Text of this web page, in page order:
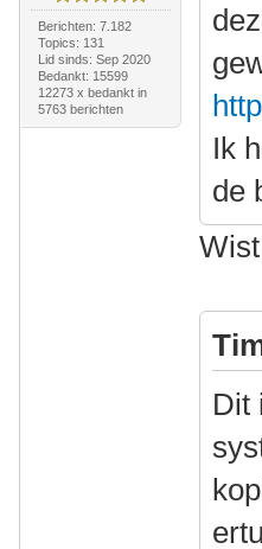
Berichten: 7.182
Topics: 131
Lid sinds: Sep 2020
Bedankt: 15599
12273 x bedankt in
5763 berichten
Ik
de
Dit